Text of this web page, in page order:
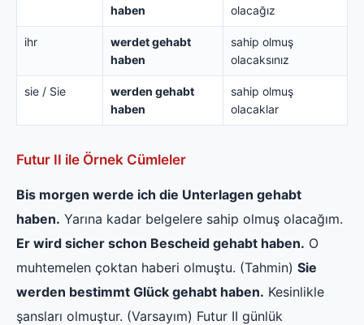
haben
olacağız
ihr
werdet gehabt
haben
sahip olmuş
olacaksınız
sie / Sie
werden gehabt
haben
sahip olmuş
olacaklar
Futur II ile Örnek Cümleler
Bis morgen werde ich die Unterlagen gehabt
haben. Yarına kadar belgelere sahip olmuş olacağım.
Er wird sicher schon Bescheid gehabt haben. O
muhtemelen çoktan haberi olmuştu. (Tahmin) Sie
werden bestimmt Glück gehabt haben. Kesinlikle
şansları olmuştur. (Varsayım) Futur II günlük